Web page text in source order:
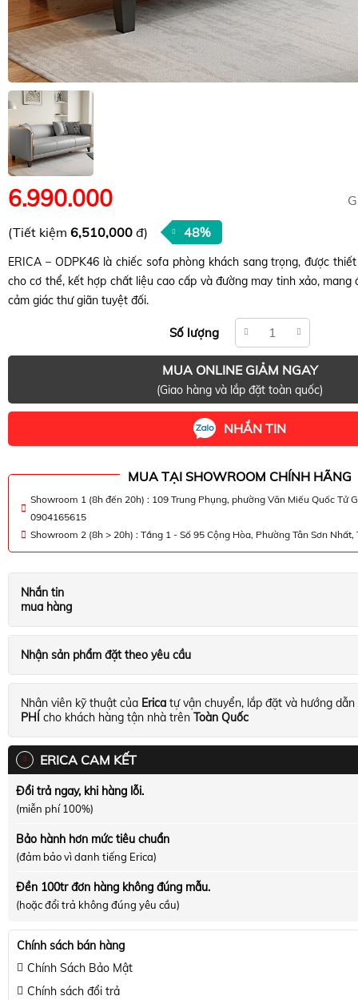
6.990.000
(Tiết kiệm 6,510,000 đ) 48%
ERICA – ODPK46 là chiếc sofa phòng khách sang trọng, được
cho cơ thể, kết hợp chất liệu cao cấp và đường may tinh xảo, mang
cảm giác thư giãn tuyệt đối.
Số lượng
MUA ONLINE GIẢM NGAY
(Giao hàng và lắp đặt toàn quốc)
NHẮN TIN
MUA TẠI SHOWROOM CHÍNH HÃNG
Showroom 1 (8h đến 20h) : 109 Trung Phụng, phường Văn Miếu Quốc Tử
0904165615
Showroom 2 (8h > 20h) : Tầng 1 - Số 95 Cộng Hòa, Phường Tân Sơn Nhất,
Nhắn tin
mua hàng
Nhận sản phẩm đặt theo yêu cầu
Nhân viên kỹ thuật của Erica tự vận chuyển, lắp đặt và hướng dẫn
PHÍ cho khách hàng tận nhà trên Toàn Quốc
ERICA CAM KẾT
Đổi trả ngay, khi hàng lỗi.
(miễn phí 100%)
Bảo hành hơn mức tiêu chuẩn
(đảm bảo vì danh tiếng Erica)
Đền 100tr đơn hàng không đúng mẫu.
(hoặc đổi trả không đúng yêu cầu)
Chính sách bán hàng
Chính Sách Bảo Mật
Chính sách đổi trả